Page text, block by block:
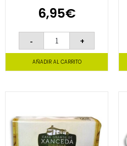
6,95€
- +
AÑADIR AL CARRITO